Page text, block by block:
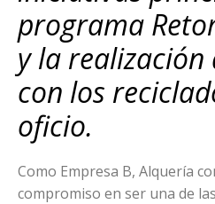
programa
y la realización
con los
oficio.
Como Empresa B, Alquería
compromiso en ser una de